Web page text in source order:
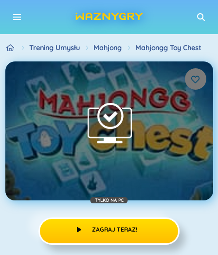
Trening Umysłu Mahjong Mahjongg Toy Chest
TYLKO NA PC
ZAGRAJ TERAZ!